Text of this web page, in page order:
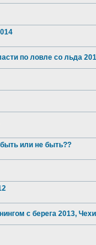
по ловле со льда
или не быть??
с берега 2013,